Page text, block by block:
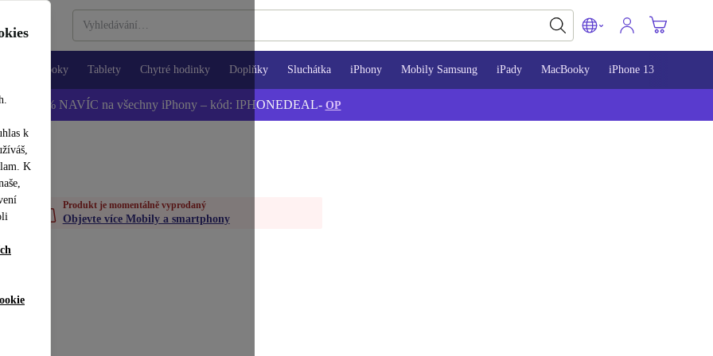
k
K
Notebooky Tablety Chytré hodinky Doplňky Sluchátka iPhony Mobily Samsung iPady MacBooky iPhone 13
📱 -5 % NAVÍC na všechny iPhony – kód: IPHONEDEAL- OP
Produkt je momentálně vyprodaný
Objevte více Mobily a smartphony